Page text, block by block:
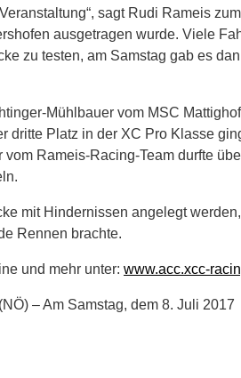
sagt Rudi Rameis
ausgetragen wurde. Viele
zu testen, am Samstag gab es
Mühlbauer vom MSC
dritte Platz in der XC Pro Klasse
Rameis-Racing-Team durfte
mit Hindernissen angelegt
Rennen brachte.
und mehr unter: www.acc.xcc-
– Am Samstag, dem 8. Juli 2017